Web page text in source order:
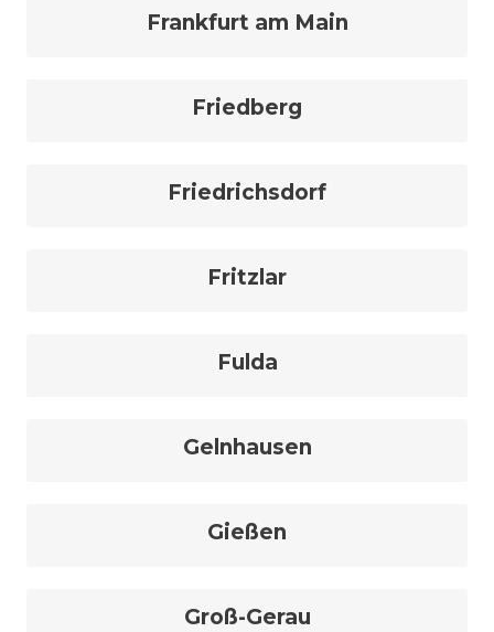
Frankfurt am Main
Friedberg
Friedrichsdorf
Fritzlar
Fulda
Gelnhausen
Gießen
Groß-Gerau